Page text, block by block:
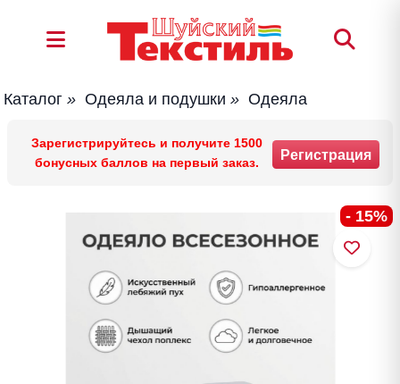
Каталог » Одеяла и подушки » Одеяла
Зарегистрируйтесь и получите 1500
бонусных баллов на первый заказ.
Регистрация
- 15%